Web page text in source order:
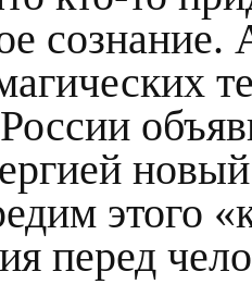
сознание.
этого
перед